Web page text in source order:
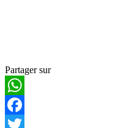
Partager sur
WhatsApp
Facebook